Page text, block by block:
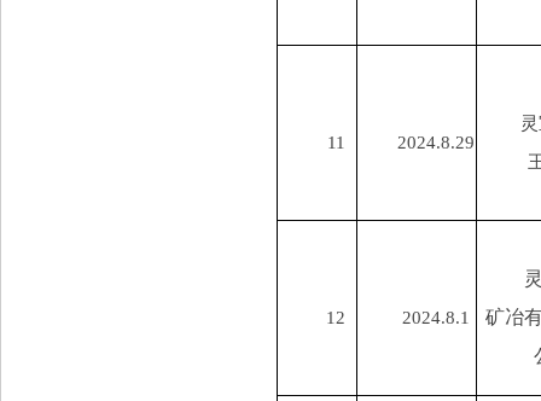
11 2024.8.29
12 2024.8.1
矿冶